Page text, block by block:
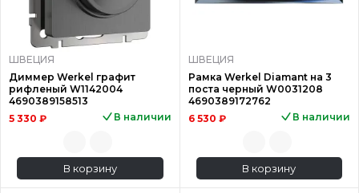
ШВЕЦИЯ
Диммер Werkel графит
рифленый W1142004
4690389158513
5 330 ₽
В наличии
В корзину
ШВЕЦИЯ
Рамка Werkel Diamant на 3
поста черный W0031208
4690389172762
6 530 ₽
В наличии
В корзину